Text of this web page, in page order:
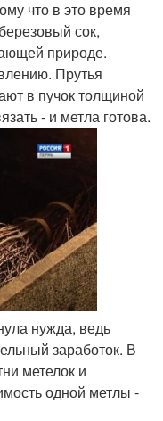
что в это время
сок,
природе.
Прутья
в пучок толщиной
- и метла готова.
нужда, ведь
заработок. В
метелок и
одной метлы -